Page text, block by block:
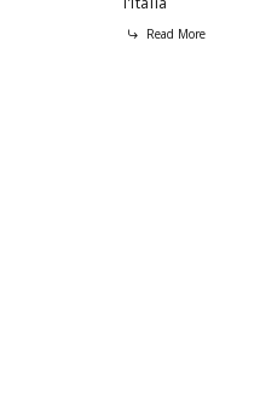
Read More